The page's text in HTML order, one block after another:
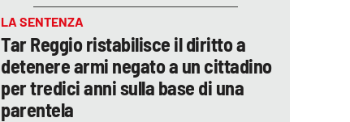
LA SENTENZA
Tar Reggio ristabilisce il diritto a
detenere armi negato a un cittadino
per tredici anni sulla base di una
parentela